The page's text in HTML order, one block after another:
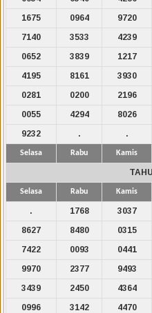
1675
0964 9720
7140
3533 4239
0652
3839 1217
4195
8161 3930
0281
0200 2196
0055
4294 8026
9232
. .
Selasa Rabu Kamis
Selasa Rabu Kamis
. 1768 3037
8627
8480 0315
7422
0093 0441
9970
2377 9493
3439
2450 4364
0996
3142 4470